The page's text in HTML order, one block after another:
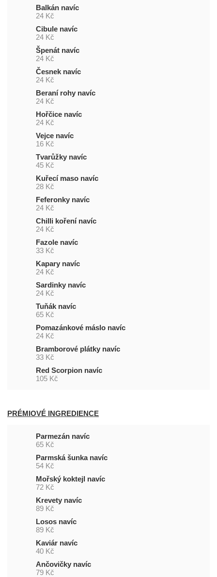
Balkán navíc
24 Kč
Cibule navíc
24 Kč
Špenát navíc
24 Kč
Česnek navíc
24 Kč
Beraní rohy navíc
24 Kč
Hořčice navíc
24 Kč
Vejce navíc
16 Kč
Tvarůžky navíc
45 Kč
Kuřecí maso navíc
28 Kč
Feferonky navíc
24 Kč
Chilli koření navíc
24 Kč
Fazole navíc
33 Kč
Kapary navíc
24 Kč
Sardinky navíc
24 Kč
Tuňák navíc
65 Kč
Pomazánkové máslo navíc
24 Kč
Bramborové plátky navíc
33 Kč
Red Scorpion navíc
105 Kč
PRÉMIOVÉ INGREDIENCE
Parmezán navíc
65 Kč
Parmská šunka navíc
54 Kč
Mořský koktejl navíc
72 Kč
Krevety navíc
89 Kč
Losos navíc
89 Kč
Kaviár navíc
40 Kč
Ančovičky navíc
79 Kč